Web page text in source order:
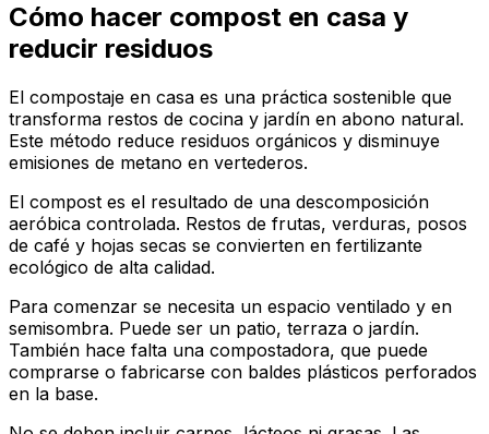
Cómo hacer compost en casa y
reducir residuos
El compostaje en casa es una práctica sostenible que
transforma restos de cocina y jardín en abono natural.
Este método reduce residuos orgánicos y disminuye
emisiones de metano en vertederos.
El compost es el resultado de una descomposición
aeróbica controlada. Restos de frutas, verduras, posos
de café y hojas secas se convierten en fertilizante
ecológico de alta calidad.
Para comenzar se necesita un espacio ventilado y en
semisombra. Puede ser un patio, terraza o jardín.
También hace falta una compostadora, que puede
comprarse o fabricarse con baldes plásticos perforados
en la base.